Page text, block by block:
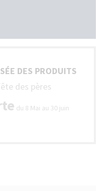
DES PRODUITS
des pères
du 8 Mai au 30 juin